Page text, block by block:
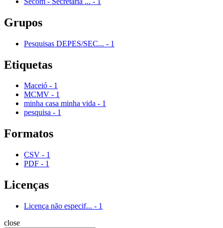
Grupos
Pesquisas DEPES/SEC... - 1
Etiquetas
Maceió - 1
MCMV - 1
minha casa minha vida - 1
pesquisa - 1
Formatos
CSV - 1
PDF - 1
Licenças
Licença não especif... - 1
close